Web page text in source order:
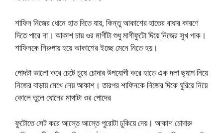
শাফিন নিজের ধোনে হাত দিতে যায়, কিন্তু আকাশের হাতের বাধার কারণে
দিতে পারে না। আকাশ চায় ওর মাগীটা শুধু মাগীফুটো দিয়ে নিজের সুখ পাক।
শাফিনকে নিরুপায় হয়ে আকাশের ইচ্ছে মেনে নিতে হয়।
পোদটা ভালো করে চেটে চুষে চোদার উপযোগী করে হাতে এক দলা ছ্যাপ নিয়ে
নিজের বাড়ায় মেখে নেয় আকাশ। তারপর শাফিনকে নিজের দিকে ঘুরিয়ে নিয়ে
কোলে তুলে ধোনের মাথাটা ওর পোদের
ফুটোতে সেট করে আস্তে আস্তে পুরোটা ঢুকিয়ে দেয়। আকাশ চোদারু